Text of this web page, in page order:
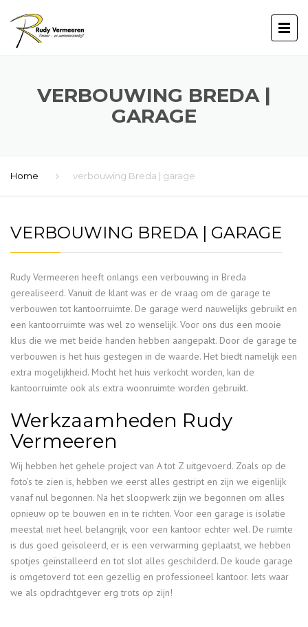
VERBOUWING BREDA |
GARAGE
Home verbouwing Breda | garage
VERBOUWING BREDA | GARAGE
Rudy Vermeeren heeft onlangs een verbouwing in Breda
gerealiseerd. Vanuit de klant was er de vraag om de garage te
verbouwen tot kantoorruimte. De garage werd nauwelijks gebruikt en
een kantoorruimte was wel zo wenselijk. Voor ons dus een mooie
klus die we met beide handen hebben aangepakt. Door de garage te
verbouwen is het huis gestegen in de waarde. Het biedt namelijk een
extra mogelijkheid. Mocht het huis verkocht worden, kan de
kantoorruimte ook als extra woonruimte worden gebruikt.
Werkzaamheden Rudy
Vermeeren
Wij hebben het gehele project van A tot Z uitgevoerd. Zoals op de
foto’s te zien is, hebben we eerst alles gestript en zijn we eigenlijk
vanaf nul begonnen. Na het sloopwerk zijn we begonnen om alles
opnieuw op te bouwen en in te richten. Voor een garage is isolatie
meestal niet heel belangrijk, voor een kantoor echter wel. De ruimte
is dus goed geïsoleerd, er is een verwarming geplaatst, we hebben
spotjes geïnstalleerd en tot slot alles geschilderd. De koude garage
is omgetoverd tot een gezellig en professioneel kantoor. Iets waar
we als opdrachtgever erg trots op zijn!